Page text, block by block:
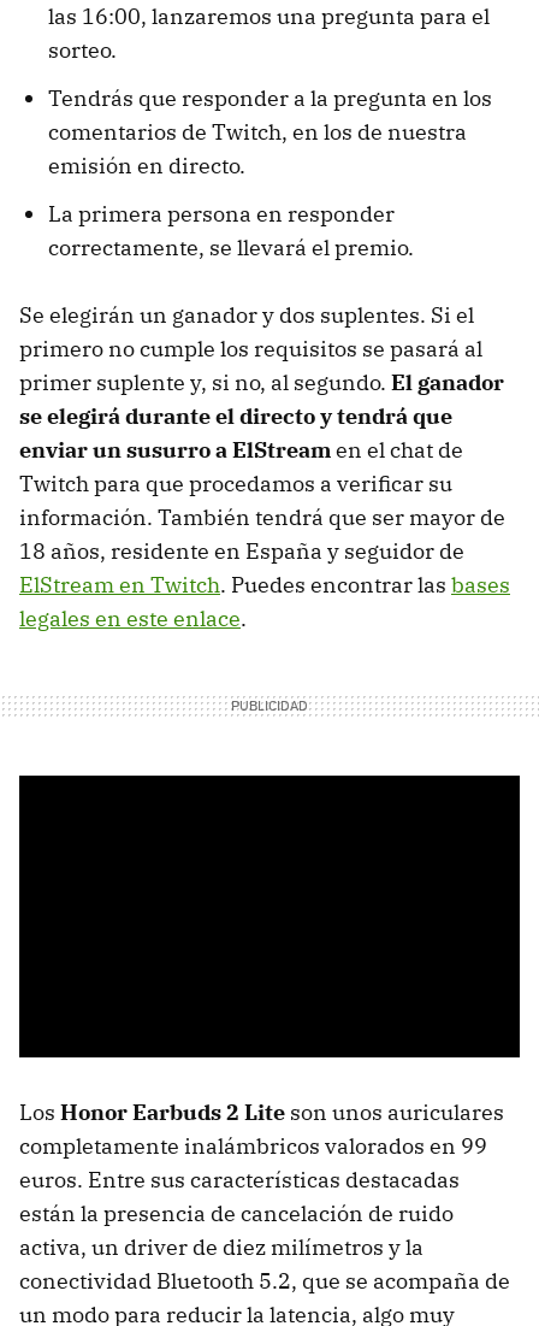
las 16:00, lanzaremos una pregunta para el
sorteo.
Tendrás que responder a la pregunta en los
comentarios de Twitch, en los de nuestra
emisión en directo.
La primera persona en responder
correctamente, se llevará el premio.
Se elegirán un ganador y dos suplentes. Si el
primero no cumple los requisitos se pasará al
primer suplente y, si no, al segundo. El ganador
se elegirá durante el directo y tendrá que
enviar un susurro a ElStreamen el chat de
Twitch para que procedamos a verificar su
información. También tendrá que ser mayor de
18 años, residente en España y seguidor de
ElStream en Twitch. Puedes encontrar las bases
legales en este enlace.
Los Honor Earbuds 2 Lite son unos auriculares
completamente inalámbricos valorados en 99
euros. Entre sus características destacadas
están la presencia de cancelación de ruido
activa, un driver de diez milímetros y la
conectividad Bluetooth 5.2, que se acompaña de
un modo para reducir la latencia, algo muy